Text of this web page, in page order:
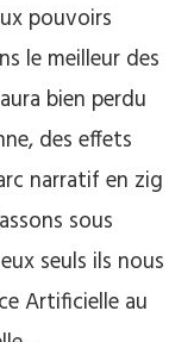
pouvoirs
le meilleur des
bien perdu
des effets
narratif en zig
sous
seuls ils nous
Artificielle au